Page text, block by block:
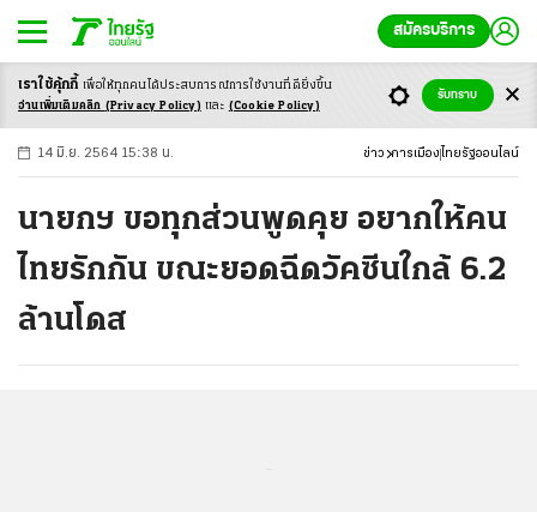
สมัครบริการ
-ก ก ก+
14 มิ.ย. 2564 15:38 น. ข่าว การเมือง ไทยรัฐออนไลน์
นายกฯ ขอทุกส่วนพูดคุย อยากให้คน
ไทยรักกัน ขณะยอดฉีดวัคซีนใกล้ 6.2
ล้านโดส
เราใช้คุ้กกี้ เพื่อให้ทุกคนได้ประสบการณ์การใช้งานที่ดียิ่งขึ้น
อ่านเพิ่มเติมคลิก (Privacy Policy) และ (Cookie Policy)
รับทราบ